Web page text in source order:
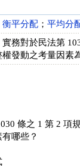
衡平分配 ； 平均分
務對於民法第
發動之考量因素
條之 1 第 2 項
哪些？